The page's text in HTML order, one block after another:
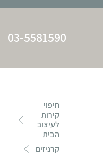
03-5581590
חיפוי
קירות
לעיצוב
הבית
קרניזים